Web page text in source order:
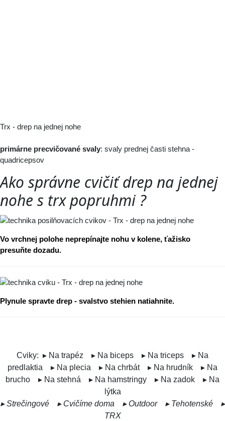
Trx - drep na jednej nohe
primárne precvičované svaly: svaly prednej časti stehna -
quadricepsov
Ako správne cvičiťdrep na jednej
nohe s trx popruhmi ?
Vo vrchnej polohe neprepínajte nohu v kolene, ťažisko
presuňte dozadu.
Plynule spravte drep - svalstvo stehien natiahnite.
Cviky: ▸ Na trapéz ▸ Na biceps ▸ Na triceps
▸ Na
predlaktia
▸ Na plecia ▸ Na chrbát ▸ Na hrudník
▸ Na
brucho
▸ Na stehná ▸ Na hamstringy ▸ Na zadok
▸ Na
lýtka
▸ Strečingové
▸ Cvičíme doma ▸ Outdoor ▸ Tehotenské
▸
TRX